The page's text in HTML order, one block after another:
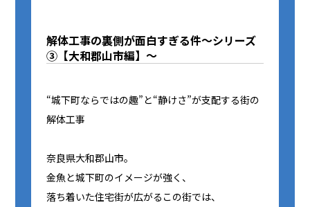
解体工事の裏側が面白すぎる件～シリーズ
③【大和郡山市編】～
“城下町ならではの趣”と“静けさ”が支配する街の
解体工事
奈良県大和郡山市。
金魚と城下町のイメージが強く、
落ち着いた住宅街が広がるこの街では、